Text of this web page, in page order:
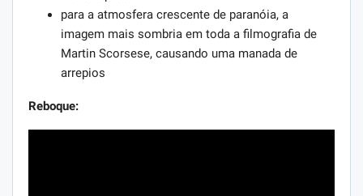
para a atmosfera crescente de paranóia, a
imagem mais sombria em toda a filmografia de
Martin Scorsese, causando uma manada de
arrepios
Reboque: